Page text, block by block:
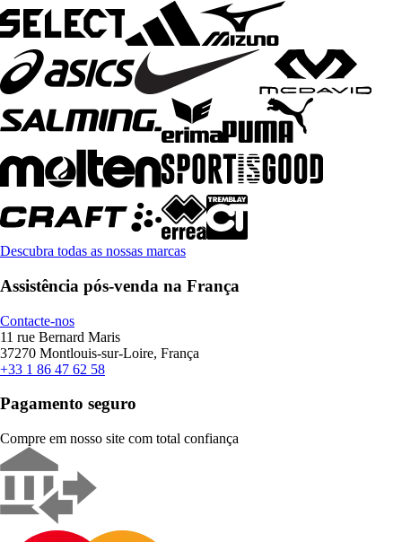
Descubra todas as nossas marcas
Assistência pós-venda na França
Contacte-nos
11 rue Bernard Maris
37270 Montlouis-sur-Loire, França
+33 1 86 47 62 58
Pagamento seguro
Compre em nosso site com total confiança